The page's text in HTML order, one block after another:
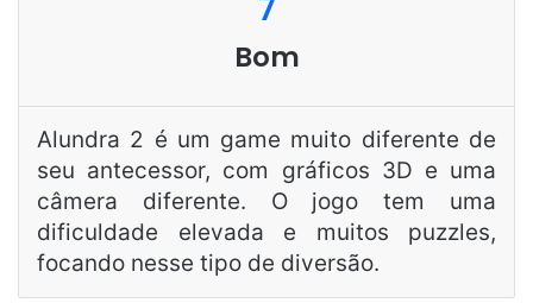
Bom
Alundra 2 é um game muito diferente de
seu antecessor, com gráficos 3D e uma
câmera diferente. O jogo tem uma
dificuldade elevada e muitos puzzles,
focando nesse tipo de diversão.